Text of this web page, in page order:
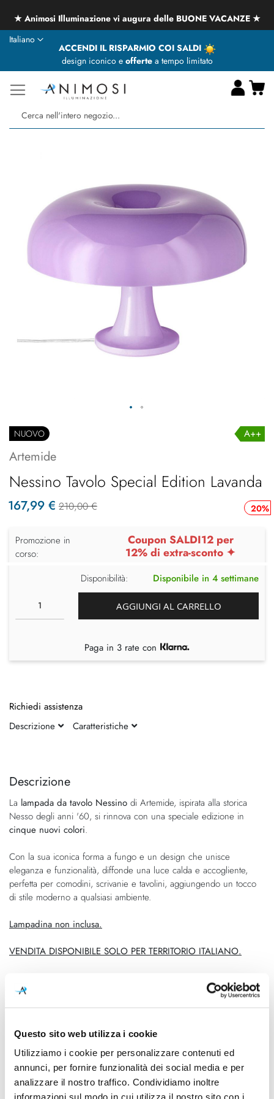
Questo sito web utilizza i cookie
Utilizziamo i cookie per personalizzare contenuti ed
annunci, per fornire funzionalità dei social media e per
analizzare il nostro traffico. Condividiamo inoltre
informazioni sul modo in cui utilizza il nostro sito con i
★ Animosi Illuminazione vi augura delle BUONE VACANZE ★
ACCENDI IL RISPARMIO COI SALDI
design iconico e offertea tempo limitato
Lingua
Italiano
fine
galleria
di
immagini
della
di
immagini
Descrizione
La lampada da tavolo Nessino di Artemide, ispirata alla storica
Nesso degli anni '60, si rinnova con una speciale edizione in
cinque nuovi colori.
Con la sua iconica forma a fungo e un design che unisce
eleganza e funzionalità, diffonde una luce calda e accogliente,
perfetta per comodini, scrivanie e tavolini, aggiungendo un tocco
di stile moderno a qualsiasi ambiente.
Lampadina non inclusa.
VENDITA DISPONIBILE SOLO PER TERRITORIO ITALIANO.
Caratteristiche
S0039060A12
Giancarlo Mattioli, Gruppo
Architetti Urbanisti Città Nuova
Dimensioni
Ø 125mm x Ø 320mm - H
Sorgente luminosa
Lampadina Led
NUOVO A++
Artemide
Nessino Tavolo Special Edition Lavanda
20%
167,99 € 210,00 €
Promozione in
corso:
Coupon SALDI12 per
12% di extra-sconto ✦
Disponibilità: Disponibile in 4 settimane
AGGIUNGI AL CARRELLO
Paga in 3 rate con
Richiedi assistenza
Descrizione
Caratteristiche